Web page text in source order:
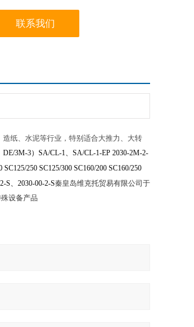
联系我们
纸、水泥等行业，特别适合大推力、大转
DE/3M-3） SA/CL-1、 SA/CL-1-EP 2030-2M-2-
250 SC125/300 SC160/200 SC160/250
S、 2030-00-2-S秦皇岛维克托贸易有限公司于
设备产品